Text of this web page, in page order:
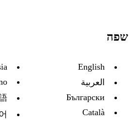
שפה
English
العربية
Български
Català